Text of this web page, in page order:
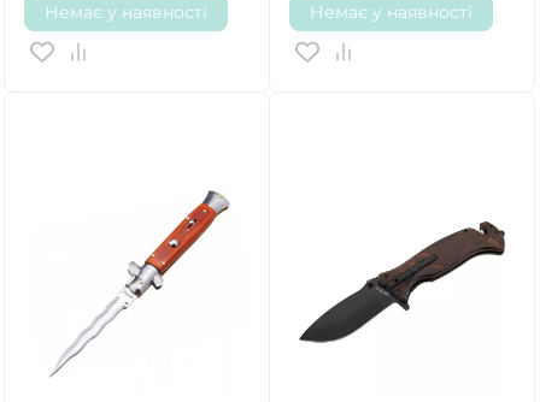
Немає у наявності Немає у наявності